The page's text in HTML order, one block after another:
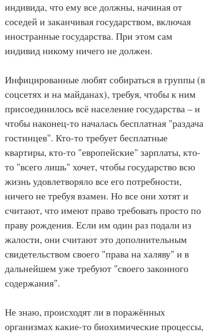
индивида, что ему все должны, начиная от
соседей и заканчивая государством, включая
иностранные государства. При этом сам
индивид никому ничего не должен.
Инфицированные любят собираться в группы (в
соцсетях и на майданах), требуя, чтобы к ним
присоединилось всё население государства – и
чтобы наконец-то началась бесплатная "раздача
гостинцев". Кто-то требует бесплатные
квартиры, кто-то "европейские" зарплаты, кто-
то "всего лишь" хочет, чтобы государство всю
жизнь удовлетворяло все его потребности,
ничего не требуя взамен. Но все они хотят и
считают, что имеют право требовать просто по
праву рождения. Если им один раз подали из
жалости, они считают это дополнительным
свидетельством своего "права на халяву" и в
дальнейшем уже требуют "своего законного
содержания".
Не знаю, происходят ли в поражённых
организмах какие-то биохимические процессы,